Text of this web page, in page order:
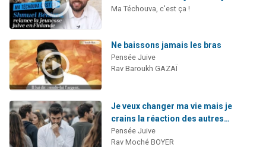
Ma Téchouva, c'est ça !
Ne baissons jamais les bras
Pensée Juive
Rav Baroukh GAZAÏ
Je veux changer ma vie mais je
crains la réaction des autres…
Pensée Juive
Rav Moché BOYER